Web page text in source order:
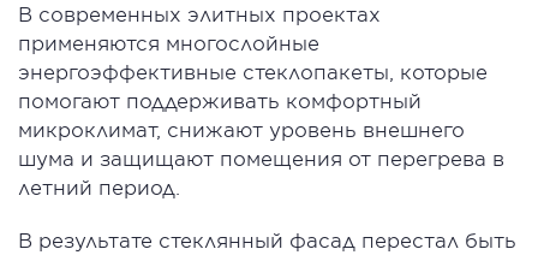
В современных элитных проектах
применяются многослойные
энергоэффективные стеклопакеты, которые
помогают поддерживать комфортный
микроклимат, снижают уровень внешнего
шума и защищают помещения от перегрева в
летний период.
В результате стеклянный фасад перестал быть